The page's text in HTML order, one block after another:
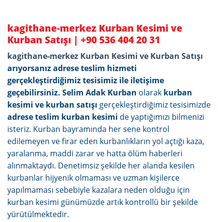
kagithane-merkez Kurban Kesimi ve
Kurban Satışı | +90 536 404 20 31
kagithane-merkez Kurban Kesimi ve Kurban Satışı
arıyorsanız adrese teslim hizmeti
gerçekleştirdiğimiz tesisimiz ile iletişime
geçebilirsiniz. Selim Adak Kurban olarak kurban
kesimi ve kurban satışı gerçekleştirdiğimiz tesisimizde
adrese teslim kurban kesimi de yaptığımızı bilmenizi
isteriz. Kurban bayramında her sene kontrol
edilemeyen ve firar eden kurbanlıkların yol açtığı kaza,
yaralanma, maddi zarar ve hatta ölüm haberleri
alınmaktaydı. Denetimsiz şekilde her alanda kesilen
kurbanlar hijyenik olmaması ve uzman kişilerce
yapılmaması sebebiyle kazalara neden olduğu için
kurban kesimi günümüzde artık kontrollü bir şekilde
yürütülmektedir.